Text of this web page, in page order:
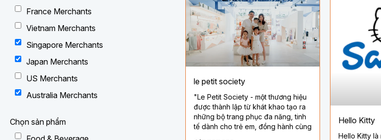
France Merchants
Vietnam Merchants
Singapore Merchants
Japan Merchants
US Merchants
Australia Merchants
Chọn sản phẩm
le petit society
"Le Petit Society - một thương hiệu
được thành lập từ khát khao tạo ra
những bộ trang phục đa năng, tinh
tế dành cho trẻ em, đồng hành cùng
Hello Kitty
Hello Kitty là